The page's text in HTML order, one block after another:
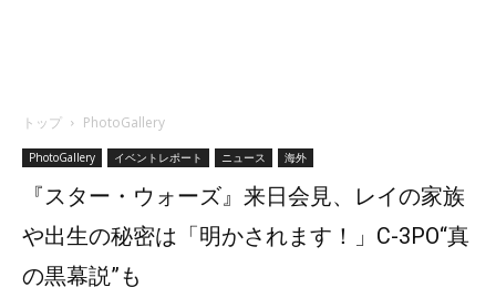
トップ PhotoGallery
PhotoGallery イベントレポート ニュース 海外
『スター・ウォーズ』来日会見、レイの家族
や出生の秘密は「明かされます！」C-3PO“真
の黒幕説”も